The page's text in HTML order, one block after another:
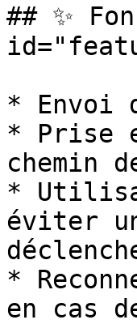
## ✨
* Envoi
* Prise
chemin
*
éviter
*
en cas